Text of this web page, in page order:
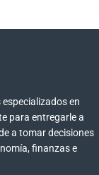
en
para entregarle a
a tomar decisiones
finanzas e